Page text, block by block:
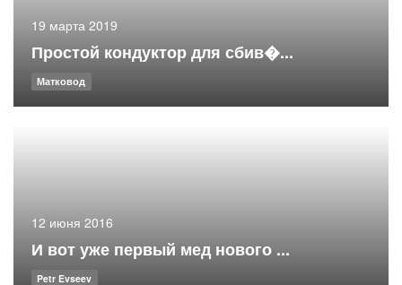
19 марта 2019
Простой кондуктор для сбив�...
Матковод
12 июня 2016
И вот уже первый мед нового ...
Petr Evseev